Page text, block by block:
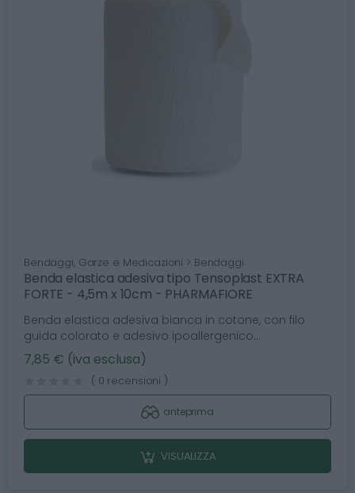
Bendaggi, Garze e Medicazioni > Bendaggi
Benda elastica adesiva tipo Tensoplast EXTRA
FORTE - 4,5m x 10cm - PHARMAFIORE
Benda elastica adesiva bianca in cotone, con filo
guida colorato e adesivo ipoallergenico...
7,85 € (iva esclusa)
( 0 recensioni )
anteprima
VISUALIZZA